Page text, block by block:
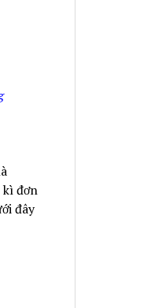
kì đơn
đây